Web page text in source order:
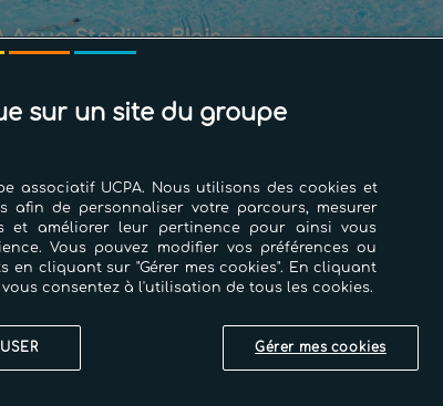
Aqua Stadium Blois
COUPE - FILE
sur un site du groupe
associatif UCPA. Nous utilisons des cookies et
afin de personnaliser votre parcours, mesurer
et améliorer leur pertinence pour ainsi vous
Vous pouvez modifier vos préférences ou
en cliquant sur "Gérer mes cookies". En cliquant
consentez à l'utilisation de tous les cookies.
Gérer mes cookies